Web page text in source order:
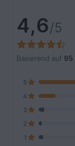
4,6/5
Basierend auf 95
5
4
3
2
1